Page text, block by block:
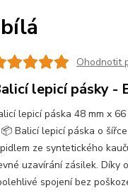
Ohodnotit
lepicí pásky -
lepicí páska 48 mm x
Balicí lepicí páska o
ze syntetického
uzavírání zásilek. Díky
spojení bez